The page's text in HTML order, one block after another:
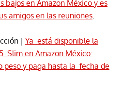
bajos en Amazon México y es
amigos en las reuniones.
| Ya está disponible la
Slim en Amazon México:
peso y paga hasta la fecha de